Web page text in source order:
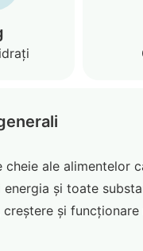
cheie ale alimentelor
energia și toate
și funcționare